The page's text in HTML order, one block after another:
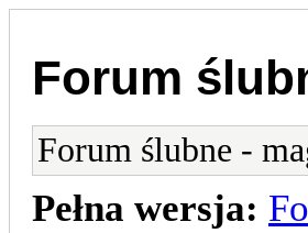
Forum
Forum ślubne -
Pełna wersja: